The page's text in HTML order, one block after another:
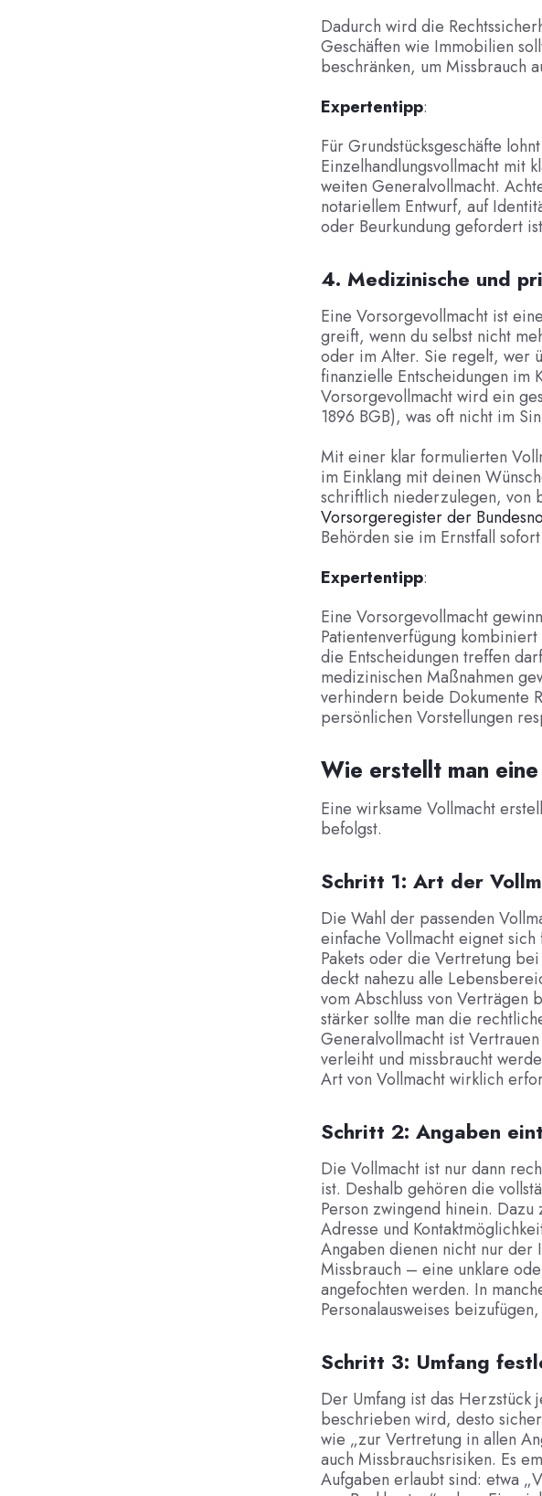
Dadurch wird die
Geschäften wie Immobilien
beschränken, um Missbrauch
Expertentipp:
Für Grundstücksgeschäfte
Einzelhandlungsvollmacht mit
weiten Generalvollmacht.
notariellem Entwurf, auf
oder Beurkundung gefordert
4. Medizinische und
Eine Vorsorgevollmacht ist
greift, wenn du selbst nicht
oder im Alter. Sie regelt, wer
finanzielle Entscheidungen im
Vorsorgevollmacht wird ein
1896 BGB), was oft nicht im
Mit einer klar formulierten
im Einklang mit deinen
schriftlich niederzulegen, von
Vorsorgeregister der
Behörden sie im Ernstfall
Expertentipp:
Eine Vorsorgevollmacht
Patientenverfügung
die Entscheidungen treffen
medizinischen Maßnahmen
verhindern beide Dokumente
persönlichen Vorstellungen
Wie erstellt man
Eine wirksame Vollmacht
befolgst.
Schritt 1: Art der
Die Wahl der passenden
einfache Vollmacht eignet
Pakets oder die Vertretung
deckt nahezu alle
vom Abschluss von Verträgen
stärker sollte man die
Generalvollmacht ist
verleiht und missbraucht
Art von Vollmacht wirklich
Schritt 2: Angaben
Die Vollmacht ist nur dann
ist. Deshalb gehören die
Person zwingend hinein.
Adresse und
Angaben dienen nicht nur der
Missbrauch – eine unklare
angefochten werden. In
Personalausweises
Schritt 3: Umfang
Der Umfang ist das
beschrieben wird, desto
wie „zur Vertretung in allen
auch Missbrauchsrisiken. Es
Aufgaben erlaubt sind: etwa